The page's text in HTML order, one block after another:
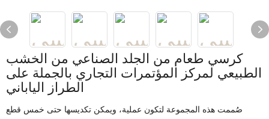
كرسي طعام من الجلد الصناعي من الخشب
الطبيعي لمركز المؤتمرات التجاري بالجملة على
الطراز الياباني
صُممت هذه المجموعة لتكون عملية، ويمكن تكديسها حتى خمس قطع